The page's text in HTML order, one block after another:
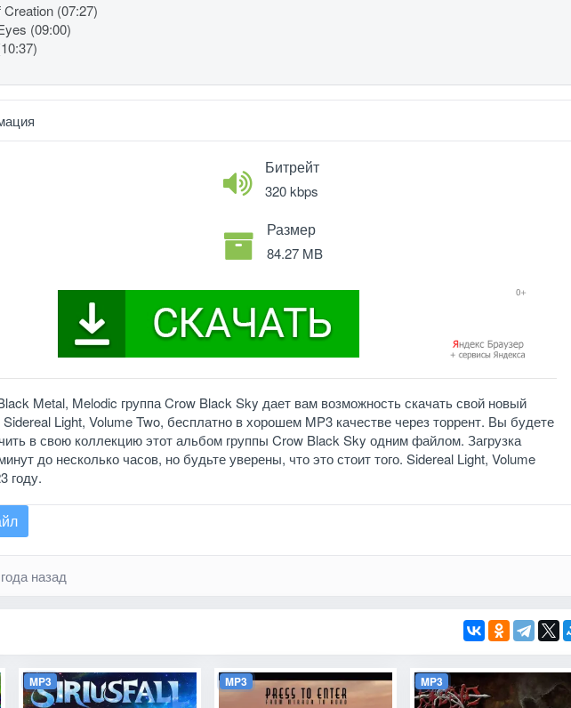
(07:27)
(09:00)
Битрейт
320 kbps
Размер
84.27 MB
Metal, Melodic группа Crow Black Sky дает вам возможность скачать свой новый
Light, Volume Two, бесплатно в хорошем MP3 качестве через торрент. Вы будете
в свою коллекцию этот альбом группы Crow Black Sky одним файлом. Загрузка
до несколько часов, но будьте уверены, что это стоит того. Sidereal Light, Volume
году.
назад
MP3 MP3 MP3